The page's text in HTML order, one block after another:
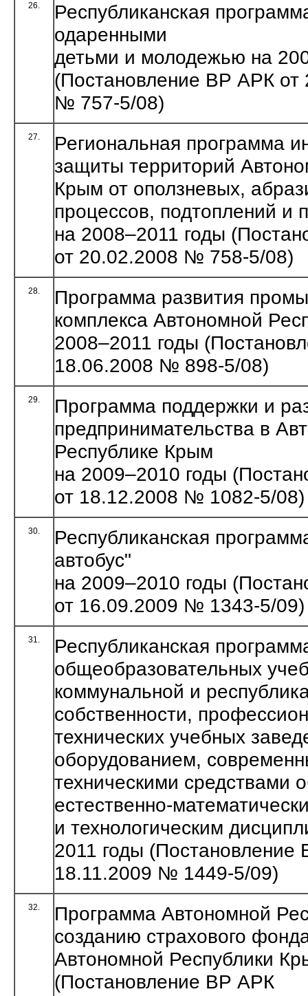
26.
Республиканская
одаренными
детьми и молодежью на
(Постановление ВР АРК от
№ 757-5/08)
27.
Региональная программа
защиты территорий
Крым от оползневых,
процессов, подтоплений и
на 2008–2011 годы
от 20.02.2008 № 758-5/08)
28.
Программа развития
комплекса Автономной
2008–2011 годы
18.06.2008 № 898-5/08)
29.
Программа поддержки и
предпринимательства в
Республике Крым
на 2009–2010 годы
от 18.12.2008 № 1082-5/08)
30.
Республиканская
автобус"
на 2009–2010 годы
от 16.09.2009 № 1343-5/09)
31.
Республиканская
общеобразовательных
коммунальной и
собственности,
технических учебных
оборудованием,
техническими средствами
естественно-
и технологическим
2011 годы (Постановление
18.11.2009 № 1449-5/09)
32.
Программа Автономной
созданию страхового
Автономной Республики
(Постановление ВР АРК